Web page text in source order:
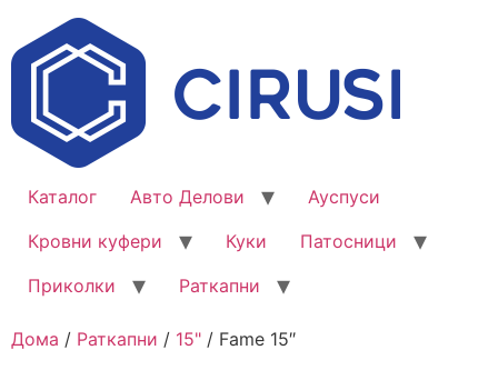
Каталог Авто Делови
Ауспуси
Кровни куфери
Куки
Патосници
Приколки
Раткапни
Дома / Раткапни / 15" / Fame 15″